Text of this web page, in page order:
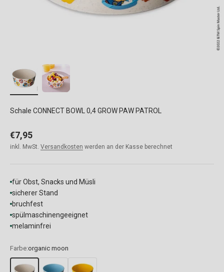
Schale CONNECT BOWL 0,4 GROW PAW PATROL
Angebot
€7,95
inkl. MwSt. Versandkosten werden an der Kasse berechnet
für Obst, Snacks und Müsli
sicherer Stand
bruchfest
spülmaschinengeeignet
melaminfrei
Farbe:organic moon